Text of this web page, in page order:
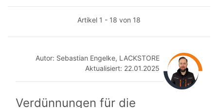
Artikel 1 - 18 von 18
Autor: Sebastian Engelke, LACKSTORE
Aktualisiert: 22.01.2025
Verdünnungen für die